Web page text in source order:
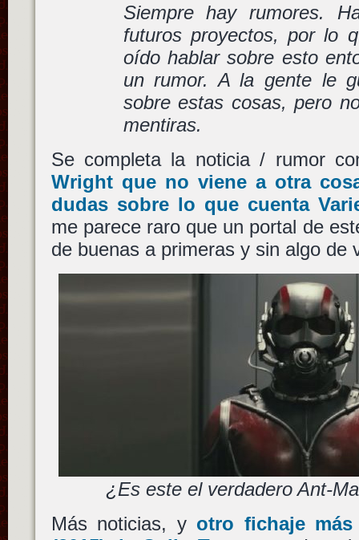
Siempre hay rumores.
futuros proyectos, por lo
oído hablar sobre esto
un rumor. A la gente le
sobre estas cosas, pero
mentiras.
Se completa la noticia / rumor
Wrightque no viene a otra
dudas sobre lo que cuenta
me parece raro que un portal de
de buenas a primeras y sin algo de
¿Es este el verdadero Ant-
Más noticias, y otro fichaje